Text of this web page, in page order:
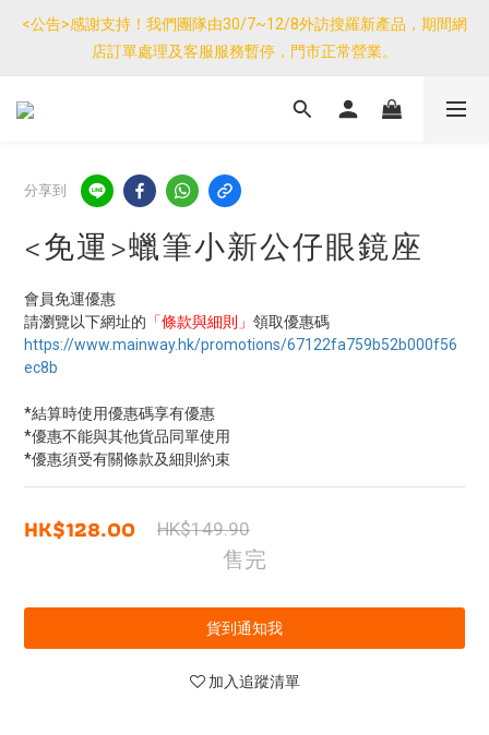
優惠免運產品如與其他商品同單購買，其他商品每件只需加$7運
費。(大件/較重產品除外)
<公告>感謝支持！我們團隊由30/7~12/8外訪搜羅新產品，期間網
店訂單處理及客服服務暫停，門市正常營業。
優惠免運產品如與其他商品同單購買，其他商品每件只需加$7運
分享到
<免運>蠟筆小新公仔眼鏡座
會員免運優惠
請瀏覽以下網址的 「條款與細則」 領取優惠碼
https://www.mainway.hk/promotions/67122fa759b52b000f56
ec8b
*結算時使用優惠碼享有優惠
*優惠不能與其他貨品同單使用
*優惠須受有關條款及細則約束
HK$128.00 HK$149.90
售完
貨到通知我
加入追蹤清單